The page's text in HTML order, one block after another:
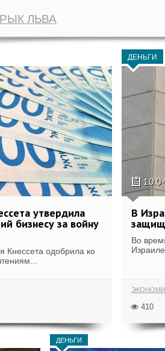
РЫК ЛЬВА
утвердила
бизнесу за войну
Кнессета одобрила ко
ДЕНЬГИ
В
Во
410
ДЕНЬГИ